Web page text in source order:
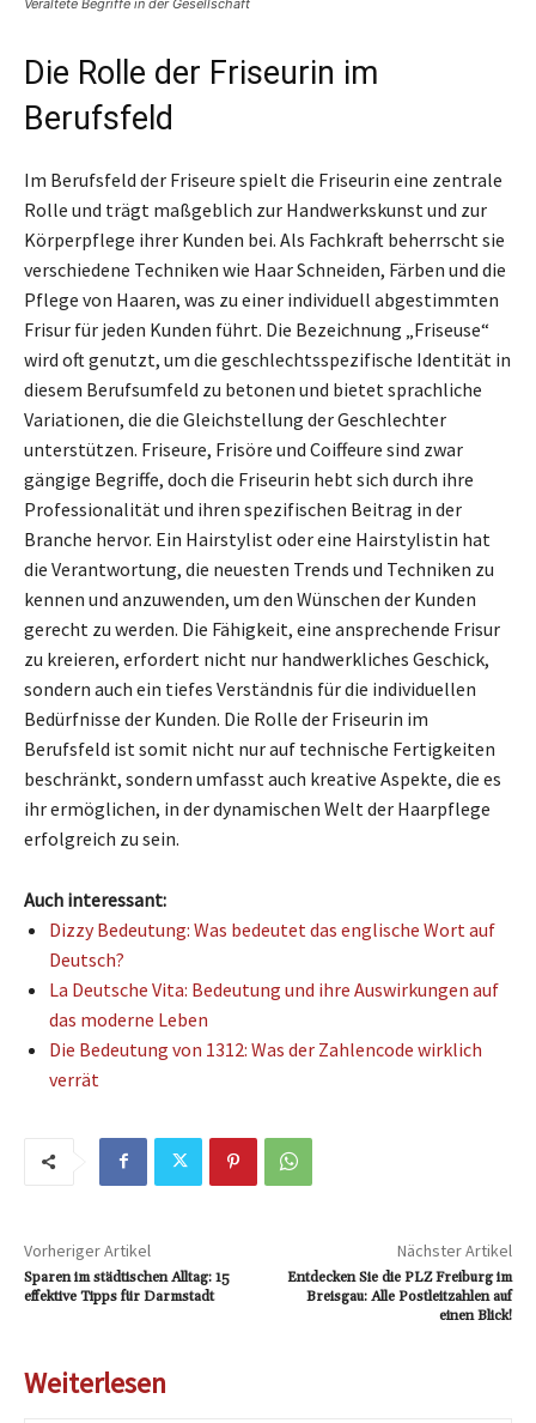
Die Rolle der Friseurin im
Berufsfeld
Im Berufsfeld der Friseure spielt die Friseurin eine zentrale
Rolle und trägt maßgeblich zur Handwerkskunst und zur
Körperpflege ihrer Kunden bei. Als Fachkraft beherrscht sie
verschiedene Techniken wie Haar Schneiden, Färben und die
Pflege von Haaren, was zu einer individuell abgestimmten
Frisur für jeden Kunden führt. Die Bezeichnung „Friseuse“
wird oft genutzt, um die geschlechtsspezifische Identität in
diesem Berufsumfeld zu betonen und bietet sprachliche
Variationen, die die Gleichstellung der Geschlechter
unterstützen. Friseure, Frisöre und Coiffeure sind zwar
gängige Begriffe, doch die Friseurin hebt sich durch ihre
Professionalität und ihren spezifischen Beitrag in der
Branche hervor. Ein Hairstylist oder eine Hairstylistin hat
die Verantwortung, die neuesten Trends und Techniken zu
kennen und anzuwenden, um den Wünschen der Kunden
gerecht zu werden. Die Fähigkeit, eine ansprechende Frisur
zu kreieren, erfordert nicht nur handwerkliches Geschick,
sondern auch ein tiefes Verständnis für die individuellen
Bedürfnisse der Kunden. Die Rolle der Friseurin im
Berufsfeld ist somit nicht nur auf technische Fertigkeiten
beschränkt, sondern umfasst auch kreative Aspekte, die es
ihr ermöglichen, in der dynamischen Welt der Haarpflege
erfolgreich zu sein.
Auch interessant:
Dizzy Bedeutung: Was bedeutet das englische Wort auf
Deutsch?
La Deutsche Vita: Bedeutung und ihre Auswirkungen auf
das moderne Leben
Die Bedeutung von 1312: Was der Zahlencode wirklich
verrät
Vorheriger Artikel
Sparen im städtischen Alltag: 15
effektive Tipps für Darmstadt
Nächster Artikel
Entdecken Sie die PLZ Freiburg im
Breisgau: Alle Postleitzahlen auf
einen Blick!
Weiterlesen